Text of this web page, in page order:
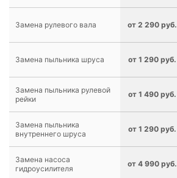
Замена рулевого вала от 2 290 руб.
Замена пыльника шруса от 1 290 руб.
Замена пыльника рулевой
рейки
от 1 490 руб.
Замена пыльника
внутреннего шруса
от 1 290 руб.
Замена насоса
гидроусилителя
от 4 990 руб.